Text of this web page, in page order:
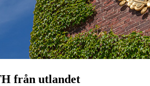
från utlandet